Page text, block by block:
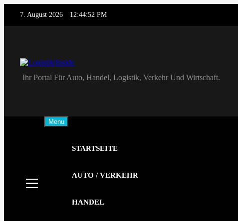
content
7. August 2026 12:44:52 PM
Logistik|Inside
Ihr Portal Für Auto, Handel, Logistik, Verkehr Und Wirtschaft.
Menu
STARTSEITE
AUTO / VERKEHR
HANDEL